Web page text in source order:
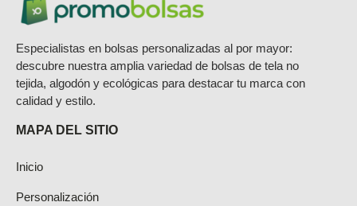
elegir
página
producto
Especialistas en bolsas personalizadas al por mayor:
descubre nuestra amplia variedad de bolsas de tela no
tejida, algodón y ecológicas para destacar tu marca con
calidad y estilo.
MAPA DEL SITIO
Inicio
Personalización